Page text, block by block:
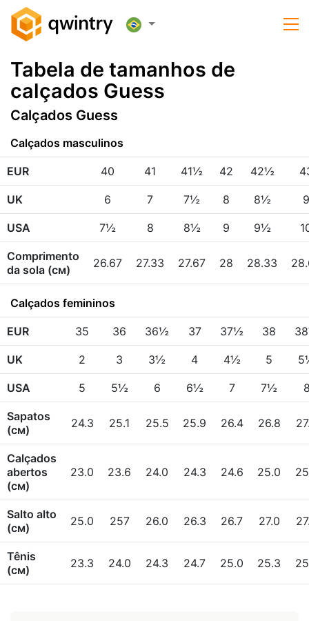
Tabela de tamanhos de
calçados Guess
Calçados Guess
Calçados masculinos
EUR 40 41 41½ 42 42½
UK 6 7 7½ 8 8½ 9
USA 7½ 8 8½ 9 9½
Comprimento
da sola (см)
26.67 27.33 27.67 28 28.33
Calçados femininos
EUR 35 36 36½ 37 37½ 38
UK 2 3 3½ 4 4½ 5
USA 5 5½ 6 6½ 7 7½
Sapatos
(см)
24.3 25.1 25.5 25.9 26.4 26.8
Calçados
abertos
(см)
23.0 23.6 24.0 24.3 24.6 25.0
Salto alto
(см)
25.0 257 26.0 26.3 26.7 27.0
Tênis
(см)
23.3 24.0 24.3 24.7 25.0 25.3